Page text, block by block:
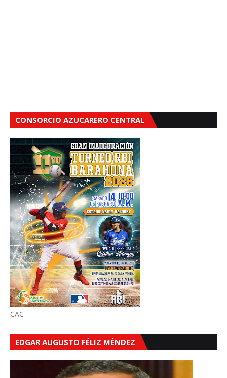
CONSORCIO AZUCARERO CENTRAL
CAC
EDGAR AUGUSTO FÉLIZ MÉNDEZ